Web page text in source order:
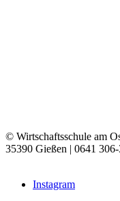
© Wirtschaftsschule am
35390 Gießen | 0641
Instagram